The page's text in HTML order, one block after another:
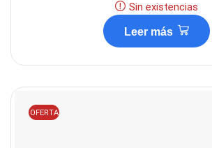
Sin existencias
Leer más
OFERTA